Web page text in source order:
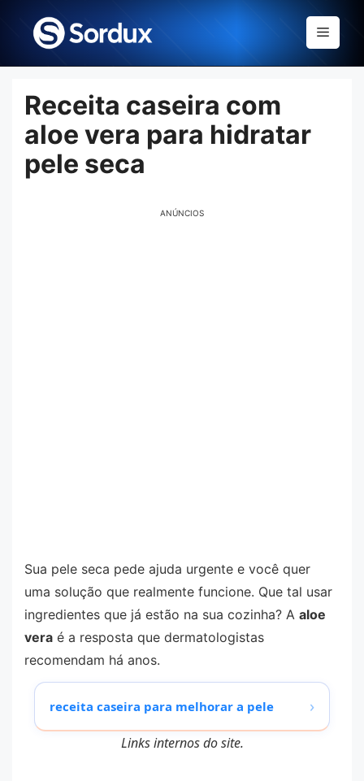
content
Menu
Receita caseira com
aloe vera para hidratar
pele seca
ANÚNCIOS
Sua pele seca pede ajuda urgente e você quer
uma solução que realmente funcione. Que tal usar
ingredientes que já estão na sua cozinha? A aloe
vera é a resposta que dermatologistas
recomendam há anos.
receita caseira para melhorar a pele ›
Links internos do site.